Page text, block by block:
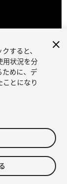
すると、
用状況を分
ために、デ
とになり